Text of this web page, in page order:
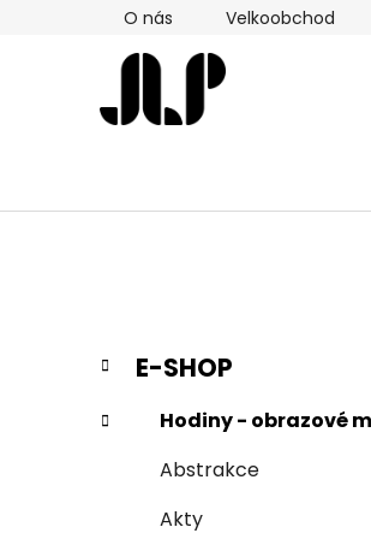
O nás Velkoobchod
P
s
Přeskočit
kategorie
K
a
t
e
E-SHOP
Hodiny - obrazové
Abstrakce
Akty